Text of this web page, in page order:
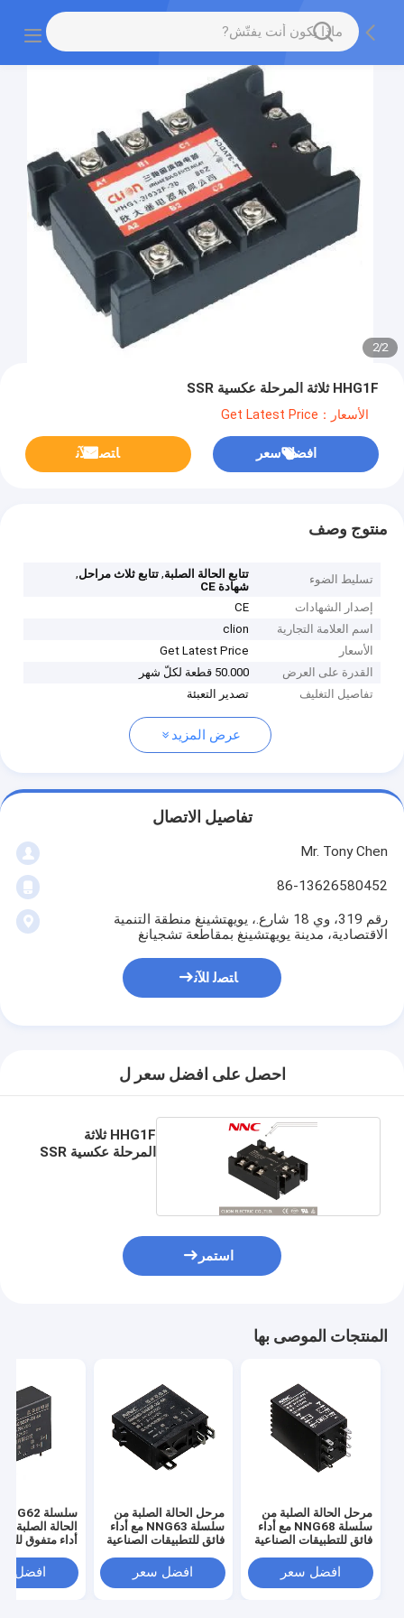
2
/
2
HHG1F ثلاثة المرحلة عكسية SSR
الأسعار：Get Latest Price
افضل سعر ﺎﺘﺼﻟ ﺍﻶﻧ
منتوج وصف
تسليط الضوء تتابع الحالة الصلبة,تتابع ثلاث مراحل,
شهادة CE
إصدار الشهادات
CE
اسم العلامة التجارية
clion
الأسعار
Get Latest Price
القدرة على العرض
50.000 قطعة لكلّ شهر
تفاصيل التغليف
تصدير التعبئة
عرض المزيد
تفاصيل الاتصال
Mr. Tony Chen
86-13626580452
رقم 319، وي 18 شارع.، يويهتشينغ منطقة التنمية
الاقتصادية، مدينة يويهتشينغ بمقاطعة تشجيانغ
ﺎﺘﺼﻟ ﺍﻶﻧ
احصل على افضل سعر ل
HHG1F ثلاثة
المرحلة عكسية SSR
استمر
المنتجات الموصى بها
مرحل الحالة الصلبة من
سلسلة NNG68 مع أداء
فائق للتطبيقات الصناعية
افضل سعر
مرحل الحالة الصلبة من
سلسلة NNG63 مع أداء
فائق للتطبيقات الصناعية
افضل سعر
الحالة الصلبة
أداء متفوق
افضل